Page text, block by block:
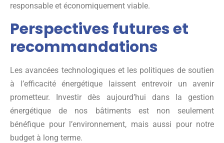
responsable et économiquement viable.
Perspectives futures et
recommandations
Les avancées technologiques et les politiques de soutien
à l’efficacité énergétique laissent entrevoir un avenir
prometteur. Investir dès aujourd’hui dans la gestion
énergétique de nos bâtiments est non seulement
bénéfique pour l’environnement, mais aussi pour notre
budget à long terme.